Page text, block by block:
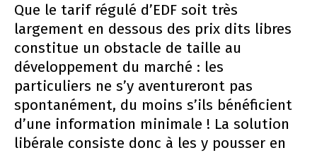
Que le tarif régulé d’EDF soit très
largement en dessous des prix dits libres
constitue un obstacle de taille au
développement du marché : les
particuliers ne s’y aventureront pas
spontanément, du moins s’ils bénéficient
d’une information minimale ! La solution
libérale consiste donc à les y pousser en